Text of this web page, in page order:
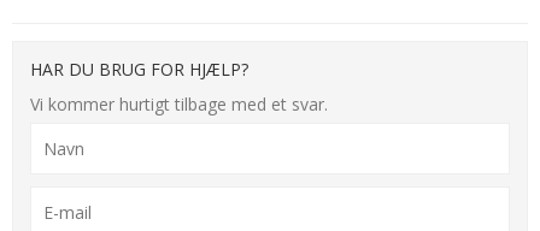
HAR DU BRUG FOR HJÆLP?
Vi kommer hurtigt tilbage med et svar.